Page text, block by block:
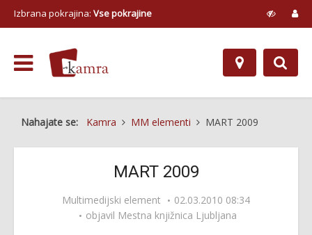
Izbrana pokrajina: Vse pokrajine
Nahajate se: Kamra MM elementi MART 2009
MART 2009
Multimedijski element
02.03.2010 08:34
objavil Mestna knjižnica Ljubljana